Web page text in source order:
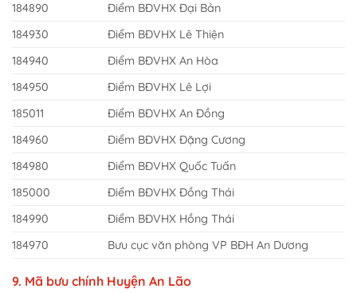
184890
Điểm BĐVHX Đại Bản
184930
Điểm BĐVHX Lê Thiện
184940
Điểm BĐVHX An Hòa
184950
Điểm BĐVHX Lê Lợi
185011
Điểm BĐVHX An Đồng
184960
Điểm BĐVHX Đặng Cương
184980
Điểm BĐVHX Quốc Tuấn
185000
Điểm BĐVHX Đồng Thái
184990
Điểm BĐVHX Hồng Thái
184970
Bưu cục văn phòng VP BĐH An Dương
9. Mã bưu chính Huyện An Lão